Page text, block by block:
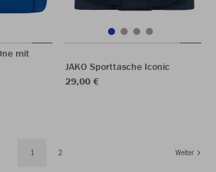
mit
JAKO Sporttasche Iconic
29,00 €
1 2 Weiter